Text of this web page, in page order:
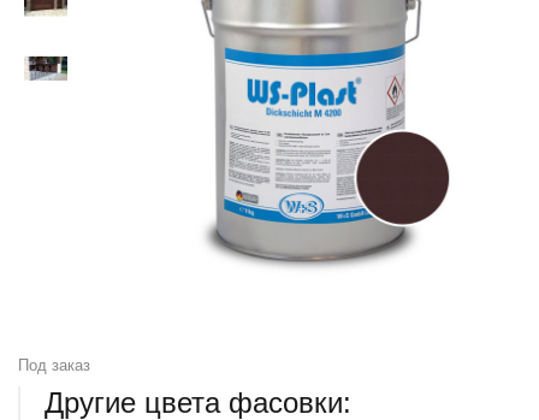
Под заказ
Другие цвета фасовки: